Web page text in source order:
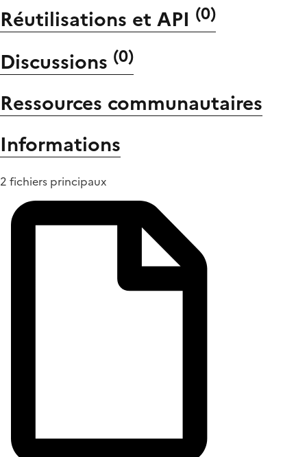
Réutilisations et API (0)
Discussions (0)
Ressources communautaires
Informations
2 fichiers principaux